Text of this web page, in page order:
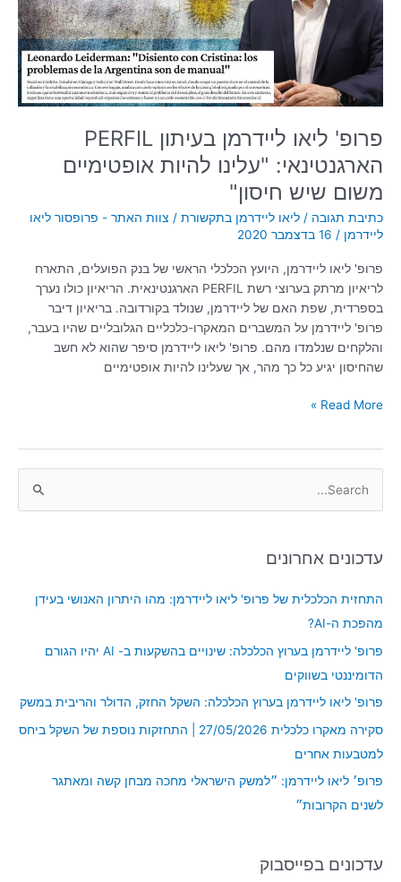
פרופ' ליאו ליידרמן בעיתון PERFIL
הארגנטינאי: "עלינו להיות אופטימיים
משום שיש חיסון"
כתיבת תגובה / ליאו ליידרמן בתקשורת / צוות האתר - פרופסור ליאו
ליידרמן / 16 בדצמבר 2020
פרופ' ליאו ליידרמן, היועץ הכלכלי הראשי של בנק הפועלים, התארח
לריאיון מרתק בערוצי רשת PERFIL הארגנטינאית. הריאיון כולו נערך
בספרדית, שפת האם של ליידרמן, שנולד בקורדובה. בריאיון דיבר
פרופ' ליידרמן על המשברים המאקרו-כלכליים הגלובליים שהיו בעבר,
והלקחים שנלמדו מהם. פרופ' ליאו ליידרמן סיפר שהוא לא חשב
שהחיסון יגיע כל כך מהר, אך שעלינו להיות אופטימיים
הארגנטינאי:
"עלינו
להיות
אופטימיים
משום
שיש
Read More »
r
:
עדכונים אחרונים
התחזית הכלכלית של פרופ' ליאו ליידרמן: מהו היתרון האנושי בעידן
מהפכת ה-AI?
פרופ' ליידרמן בערוץ הכלכלה: שינויים בהשקעות ב- AI יהיו הגורם
הדומיננטי בשווקים
פרופ' ליאו ליידרמן בערוץ הכלכלה: השקל החזק, הדולר והריבית במשק
סקירה מאקרו כלכלית 27/05/2026 | התחזקות נוספת של השקל ביחס
למטבעות אחרים
פרופ׳ ליאו ליידרמן: ״למשק הישראלי מחכה מבחן קשה ומאתגר
לשנים הקרובות״
עדכונים בפייסבוק